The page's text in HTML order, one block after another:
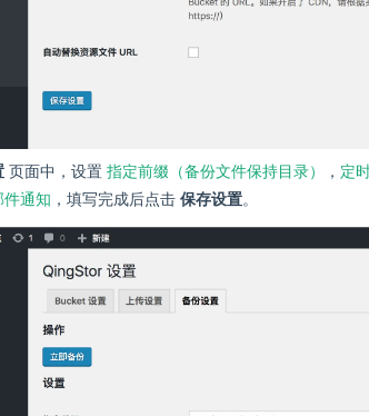
页面中，设置 指定前缀（备份文件保持目录） ， 定
件通知 ，填写完成后点击 保存设置。